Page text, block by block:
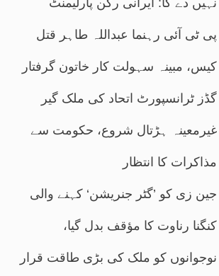
نہیں دے گا: ایرانی رکن پارلیمنٹ
پی ٹی آئی رہنما عبداللہ طاہر قتل
کیس، مبینہ سہولت کار خاتون گرفتار
گڈز ٹرانسپورٹ اتحاد کی ملک گیر
غیرمعینہ ہڑتال شروع، حکومت سے
مذاکرات کا انتظار
جین زی کو ’گٹر جنریشن‘ کہنے والی
کنگنا رناوت کا مؤقف بدل گیا،
نوجوانوں کو ملک کی بڑی طاقت قرار